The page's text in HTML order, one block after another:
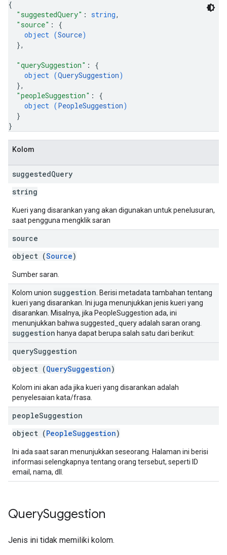
{
"suggestedQuery" : string,
"source" : {
object (Source)
},
"querySuggestion" : {
object (QuerySuggestion)
},
"peopleSuggestion" : {
object (PeopleSuggestion)
}
}
Kolom
suggestedQuery
string
Kueri yang disarankan yang akan digunakan untuk penelusuran,
saat pengguna mengklik saran
source
object (Source)
Sumber saran.
Kolom union suggestion . Berisi metadata tambahan tentang
kueri yang disarankan. Ini juga menunjukkan jenis kueri yang
disarankan. Misalnya, jika PeopleSuggestion ada, ini
menunjukkan bahwa suggested_query adalah saran orang.
suggestion hanya dapat berupa salah satu dari berikut:
querySuggestion
object (QuerySuggestion)
Kolom ini akan ada jika kueri yang disarankan adalah
penyelesaian kata/frasa.
peopleSuggestion
object (PeopleSuggestion)
Ini ada saat saran menunjukkan seseorang. Halaman ini berisi
informasi selengkapnya tentang orang tersebut, seperti ID
email, nama, dll.
QuerySuggestion
Jenis ini tidak memiliki kolom.